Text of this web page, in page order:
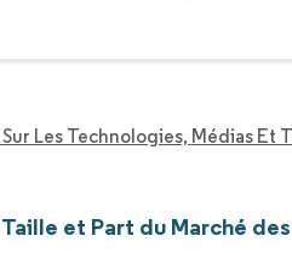
Les Technologies, Médias Et
Taille et Part du Marché